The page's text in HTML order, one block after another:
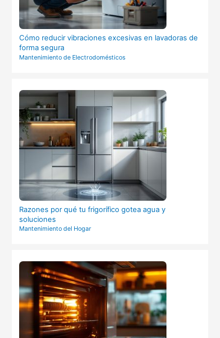
Cómo reducir vibraciones excesivas en lavadoras de
forma segura
Mantenimiento de Electrodomésticos
Razones por qué tu frigorífico gotea agua y
soluciones
Mantenimiento del Hogar